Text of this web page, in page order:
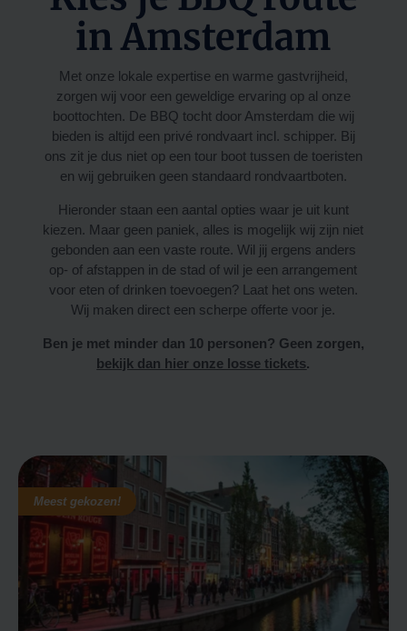
in Amsterdam
Met onze lokale expertise en warme gastvrijheid,
zorgen wij voor een geweldige ervaring op al onze
boottochten. De BBQ tocht door Amsterdam die wij
bieden is altijd een privé rondvaart incl. schipper. Bij
ons zit je dus niet op een tour boot tussen de toeristen
en wij gebruiken geen standaard rondvaartboten.
Hieronder staan een aantal opties waar je uit kunt
kiezen. Maar geen paniek, alles is mogelijk wij zijn niet
gebonden aan een vaste route. Wil jij ergens anders
op- of afstappen in de stad of wil je een arrangement
voor eten of drinken toevoegen? Laat het ons weten.
Wij maken direct een scherpe offerte voor je.
Ben je met minder dan 10 personen? Geen zorgen,
bekijk dan hier onze losse tickets.
Meest gekozen!